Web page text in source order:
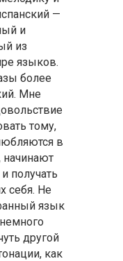
—
и
из
языков.
более
Мне
тому,
в
начинают
получать
себя. Не
язык
другой
как